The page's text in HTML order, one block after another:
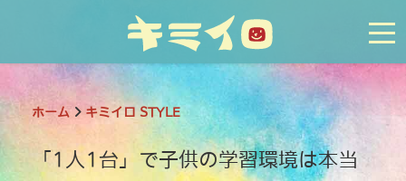
ホーム キミイロ STYLE
「1人1台」で子供の学習環境は本当